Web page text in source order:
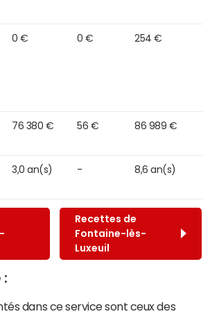
0 € 0 € 254 €
76 380 € 56 € 86 989 €
3,0 an(s) - 8,6 an(s)
Recettes de
Fontaine-lès-
Luxeuil
:
dans ce service sont ceux des